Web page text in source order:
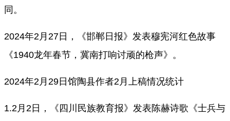
同。
2024年2月27日，《邯郸日报》发表穆宪河红色故事
《1940龙年春节，冀南打响讨顽的枪声》。
2024年2月29日馆陶县作者2月上稿情况统计
1.2月2日，《四川民族教育报》发表陈赫诗歌《士兵与